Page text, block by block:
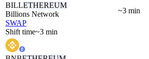
BILLETHEREUM
Billions Network
SWAP
Shift time~3 min
~3 min